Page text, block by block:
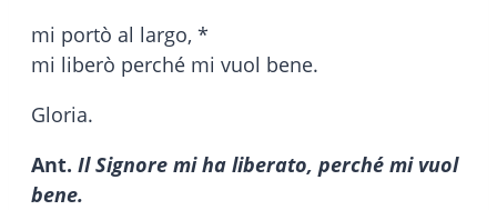
mi portò al largo, *
mi liberò perché mi vuol bene.
Gloria.
Ant. Il Signore mi ha liberato, perché mi vuol
bene.